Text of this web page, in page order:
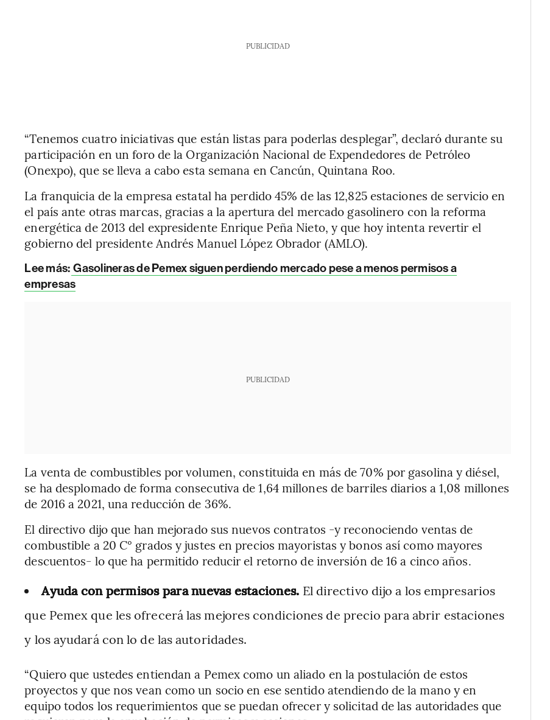
PUBLICIDAD
“Tenemos cuatro iniciativas que están listas para poderlas desplegar”, declaró durante su
participación en un foro de la Organización Nacional de Expendedores de Petróleo
(Onexpo), que se lleva a cabo esta semana en Cancún, Quintana Roo.
La franquicia de la empresa estatal ha perdido 45% de las 12,825 estaciones de servicio en
el país ante otras marcas, gracias a la apertura del mercado gasolinero con la reforma
energética de 2013 del expresidente Enrique Peña Nieto, y que hoy intenta revertir el
gobierno del presidente Andrés Manuel López Obrador (AMLO).
Lee más: Gasolineras de Pemex siguen perdiendo mercado pese a menos permisos a
empresas
PUBLICIDAD
La venta de combustibles por volumen, constituida en más de 70% por gasolina y diésel,
se ha desplomado de forma consecutiva de 1,64 millones de barriles diarios a 1,08 millones
de 2016 a 2021, una reducción de 36%.
El directivo dijo que han mejorado sus nuevos contratos -y reconociendo ventas de
combustible a 20 C° grados y justes en precios mayoristas y bonos así como mayores
descuentos- lo que ha permitido reducir el retorno de inversión de 16 a cinco años.
Ayuda con permisos para nuevas estaciones. El directivo dijo a los empresarios
que Pemex que les ofrecerá las mejores condiciones de precio para abrir estaciones
y los ayudará con lo de las autoridades.
“Quiero que ustedes entiendan a Pemex como un aliado en la postulación de estos
proyectos y que nos vean como un socio en ese sentido atendiendo de la mano y en
equipo todos los requerimientos que se puedan ofrecer y solicitad de las autoridades que